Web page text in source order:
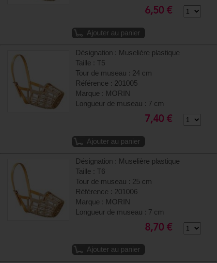
6,50 €
Ajouter au panier
Désignation : Muselière plastique
Taille : T5
Tour de museau : 24 cm
Référence : 201005
Marque : MORIN
Longueur de museau : 7 cm
7,40 €
Ajouter au panier
Désignation : Muselière plastique
Taille : T6
Tour de museau : 25 cm
Référence : 201006
Marque : MORIN
Longueur de museau : 7 cm
8,70 €
Ajouter au panier